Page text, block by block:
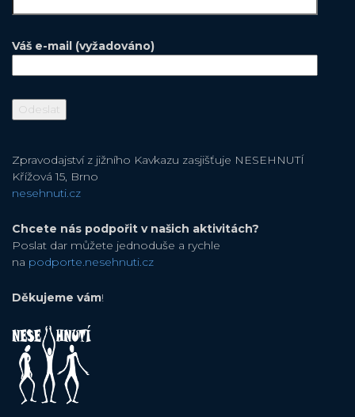
Váš e-mail (vyžadováno)
Zpravodajství z jižního Kavkazu zasjišťuje NESEHNUTÍ
Křížová 15, Brno
nesehnuti.cz
Chcete nás podpořit v našich aktivitách?
Poslat dar můžete jednoduše a rychle
na podporte.nesehnuti.cz
Děkujeme vám!